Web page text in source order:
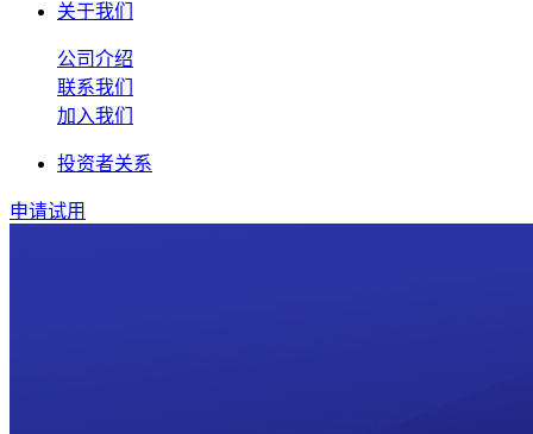
关于我们
公司介绍
联系我们
加入我们
投资者关系
申请试用